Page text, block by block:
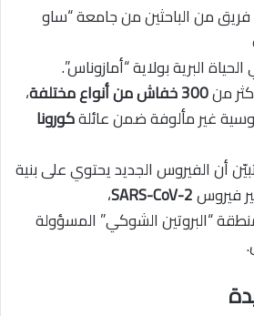
من الباحثين من جامعة “ساو
البرية بولاية “أمازوناس”.
من300 خفاش من أنواع مختلفة
،
غير مألوفة ضمن عائلةكورونا
أن الفيروس الجديد يحتوي على بنية
فيروسSARS-CoV-2،
“البروتين الشوكي” المسؤولة